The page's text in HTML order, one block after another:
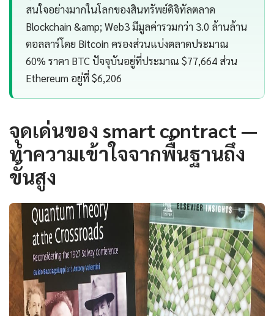
สนใจอย่างมากในโลกของสินทรัพย์ดิจิทัลตลาด
Blockchain &amp; Web3 มีมูลค่ารวมกว่า 3.0 ล้านล้าน
ดอลลาร์โดย Bitcoin ครองส่วนแบ่งตลาดประมาณ
60% ราคา BTC ปัจจุบันอยู่ที่ประมาณ $77,664 ส่วน
Ethereum อยู่ที่ $6,206
จุดเด่นของ smart contract —
ทำความเข้าใจจากพื้นฐานถึง
ขั้นสูง